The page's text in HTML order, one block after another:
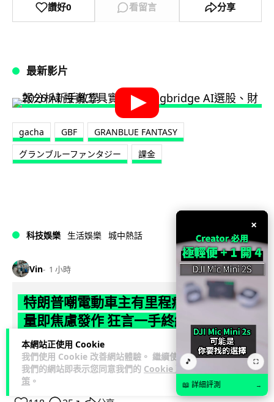
本網站正使用 Cookie
我們使用 Cookie 改善網站體驗。 繼續使用
我們的網站即表示您同意我們的 Cookie 政
策 。
讚好0 看留言 分享
最新影片
gacha GBF
GRANBLUE FANTASY
グランブルーファンタジー
課金
科技娛樂 生活娛樂 城中熱話
Vin 1 小時
特朗普嘲電動車主有里程病 剩 75% 電
量即焦慮發作 狂言一手終結電車指令
特朗普在拉斯維加斯造勢大會上公開嘲諷電動車車主患有「里
程焦慮病」，聲稱電量剩 75% 便發作，並重申已廢除電動車強
制令。惟專業車媒隨即反駁，...
閱讀全文
×
🎵 ⛶
📖 詳細評測 →